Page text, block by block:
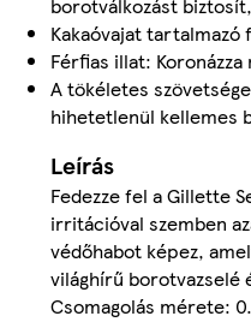
Kakaóvajat
Férfias illat:
A tökéletes
hihetetlenül kellemes
Leírás
Fedezze fel a Gillette
irritációval szemben
védőhabot képez,
világhírű borotvazselé
Csomagolás mérete: